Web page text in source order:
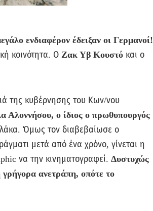
ενδιαφέρον έδειξαν οι Γερμανοί!
κοινότητα. Ο Ζακ Υβ Κουστό και ο
της κυβέρνησης του Κων/νου
Αλοννήσου, ο ίδιος ο πρωθυπουργός
Όμως τον διαβεβαίωσε ο
μετά από ένα χρόνο, γίνεται η
να την κινηματογραφεί. Δυστυχώς
ανετράπη, οπότε το